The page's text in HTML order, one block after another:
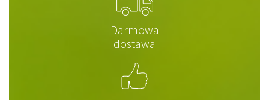
Darmowa
dostawa